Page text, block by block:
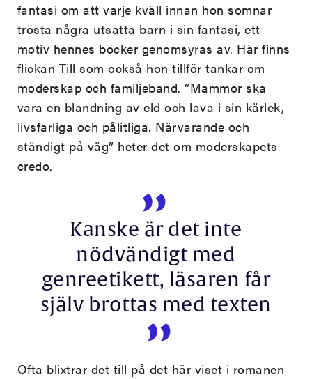
fantasi om att varje kväll innan hon somnar
trösta några utsatta barn i sin fantasi, ett
motiv hennes böcker genomsyras av. Här finns
flickan Till som också hon tillför tankar om
moderskap och familjeband. ”Mammor ska
vara en blandning av eld och lava i sin kärlek,
livsfarliga och pålitliga. Närvarande och
ständigt på väg” heter det om moderskapets
credo.
Kanske är det inte
nödvändigt med
genreetikett, läsaren får
själv brottas med texten
Ofta blixtrar det till på det här viset i romanen